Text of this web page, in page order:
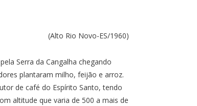
(Alto Rio Novo-ES/1960)
Serra da Cangalha chegando
plantaram milho, feijão e arroz.
de café do Espírito Santo, tendo
altitude que varia de 500 a mais de